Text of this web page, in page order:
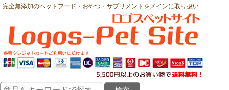
完全無添加のペットフード・おやつ・サプリメントをメインに取り扱い